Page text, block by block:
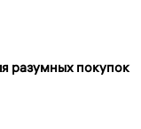
разумных покупок